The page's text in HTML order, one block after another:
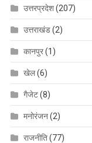
उत्तरप्रदेश(207)
उत्तराखंड(2)
कानपुर(1)
खेल(6)
गैजेट(8)
मनोरंजन(2)
राजनीति(77)